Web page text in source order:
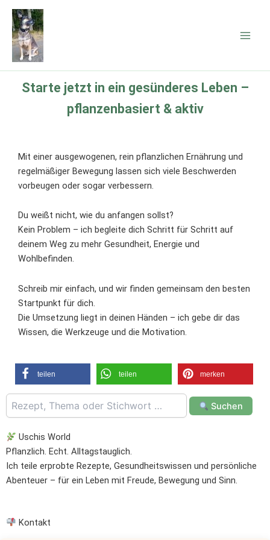
Zum
Inhalt
springen
Starte jetzt in ein gesünderes Leben –
pflanzenbasiert & aktiv
Mit einer ausgewogenen, rein pflanzlichen Ernährung und
regelmäßiger Bewegung lassen sich viele Beschwerden
vorbeugen oder sogar verbessern.
Du weißt nicht, wie du anfangen sollst?
Kein Problem – ich begleite dich Schritt für Schritt auf
deinem Weg zu mehr Gesundheit, Energie und
Wohlbefinden.
Schreib mir einfach, und wir finden gemeinsam den besten
Startpunkt für dich.
Die Umsetzung liegt in deinen Händen – ich gebe dir das
Wissen, die Werkzeuge und die Motivation.
teilen teilen merken
Suchen
Uschis World
Pflanzlich. Echt. Alltagstauglich.
Ich teile erprobte Rezepte, Gesundheitswissen und persönliche
Abenteuer – für ein Leben mit Freude, Bewegung und Sinn.
Kontakt